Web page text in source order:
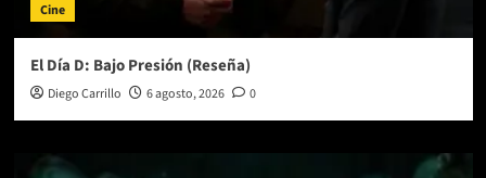
Cine
El Día D: Bajo Presión (Reseña)
Diego Carrillo 6 agosto, 2026 0